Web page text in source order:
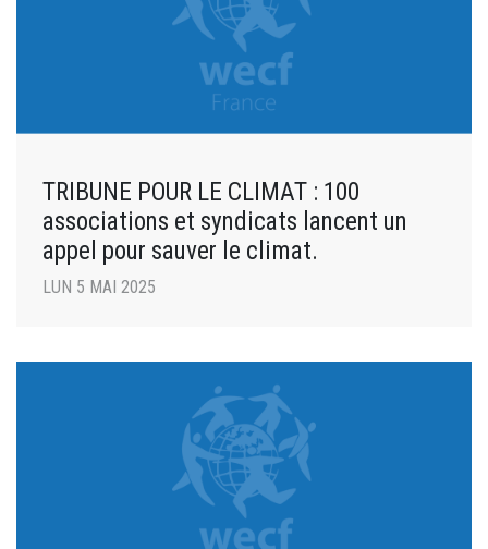
TRIBUNE POUR LE CLIMAT : 100
associations et syndicats lancent un
appel pour sauver le climat.
LUN 5 MAI 2025